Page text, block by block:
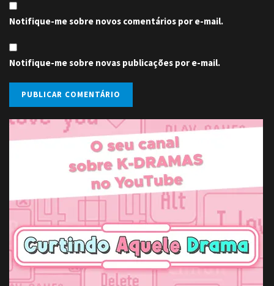
Notifique-me sobre novos comentários por e-mail.
Notifique-me sobre novas publicações por e-mail.